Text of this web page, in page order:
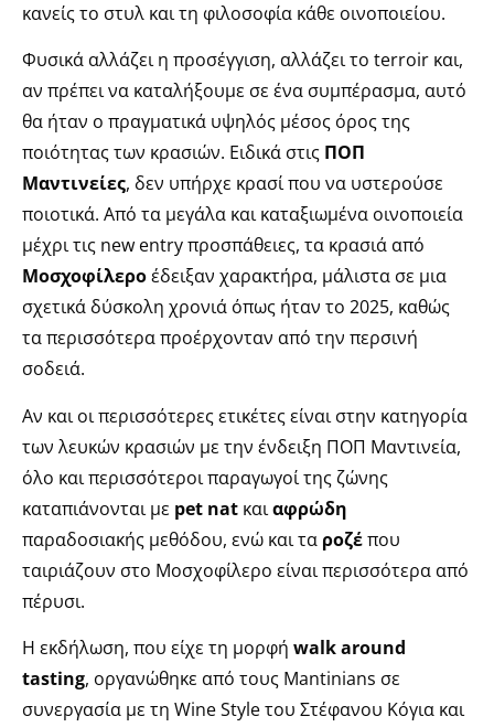
κανείς το στυλ και τη φιλοσοφία κάθε οινοποιείου.
Φυσικά αλλάζει η προσέγγιση, αλλάζει το terroir και,
αν πρέπει να καταλήξουμε σε ένα συμπέρασμα, αυτό
θα ήταν ο πραγματικά υψηλός μέσος όρος της
ποιότητας των κρασιών. Ειδικά στις ΠΟΠ
Μαντινείες, δεν υπήρχε κρασί που να υστερούσε
ποιοτικά. Από τα μεγάλα και καταξιωμένα οινοποιεία
μέχρι τις new entry προσπάθειες, τα κρασιά από
Μοσχοφίλεροέδειξαν χαρακτήρα, μάλιστα σε μια
σχετικά δύσκολη χρονιά όπως ήταν το 2025, καθώς
τα περισσότερα προέρχονταν από την περσινή
σοδειά.
Αν και οι περισσότερες ετικέτες είναι στην κατηγορία
των λευκών κρασιών με την ένδειξη ΠΟΠ Μαντινεία,
όλο και περισσότεροι παραγωγοί της ζώνης
καταπιάνονται με pet nat καιαφρώδη
παραδοσιακής μεθόδου, ενώ και τα ροζέπου
ταιριάζουν στο Μοσχοφίλερο είναι περισσότερα από
πέρυσι.
Η εκδήλωση, που είχε τη μορφή walk around
tasting, οργανώθηκε από τους Mantinians σε
συνεργασία με τη Wine Style του Στέφανου Κόγια και